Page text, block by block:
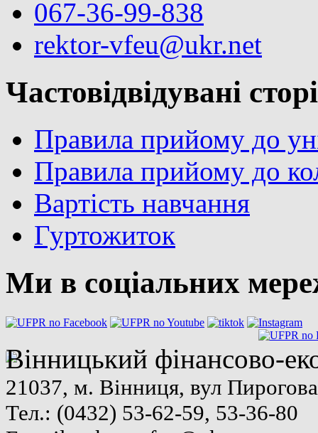
067-36-99-838
rektor-vfeu@ukr.net
Частовідвідувані
Правила прийому до
Правила прийому до
Вартість навчання
Гуртожиток
Ми в соціальних
Вінницький фінансово-
21037, м. Вінниця, вул
Тел.: (0432) 53-62-59, 53-36-80